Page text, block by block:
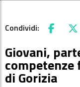
Condividi: Facebook
X
Giovani,
di Gorizia